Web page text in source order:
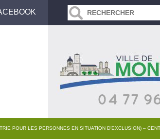
POUR LES PERSONNES EN SITUATION D’EXCLUSION) –